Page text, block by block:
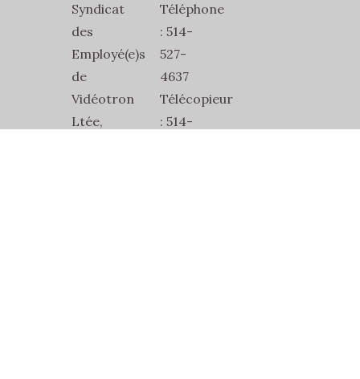
Syndicat
des
Employé(e)s
de
Vidéotron
Ltée,
Téléphone
: 514-
527-
4637
Télécopieur
: 514-